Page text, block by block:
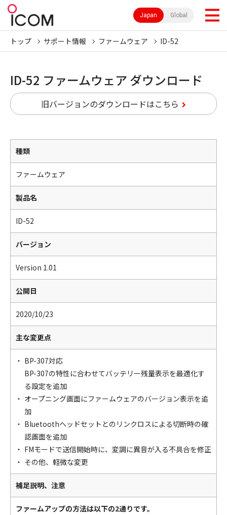
Japan Global
トップ サポート情報 ファームウェア ID-52
ID-52 ファームウェア ダウンロード
旧バージョンのダウンロードはこちら
種類
ファームウェア
製品名
ID-52
バージョン
Version 1.01
公開日
2020/10/23
主な変更点
BP-307対応
BP-307の特性に合わせてバッテリー残量表示を最適化す
る設定を追加
オープニング画面にファームウェアのバージョン表示を追
加
Bluetoothヘッドセットとのリンクロスによる切断時の確
認画面を追加
FMモードで送信開始時に、変調に異音が入る不具合を修正
その他、軽微な変更
補足説明、注意
ファームアップの方法は以下の2通りです。